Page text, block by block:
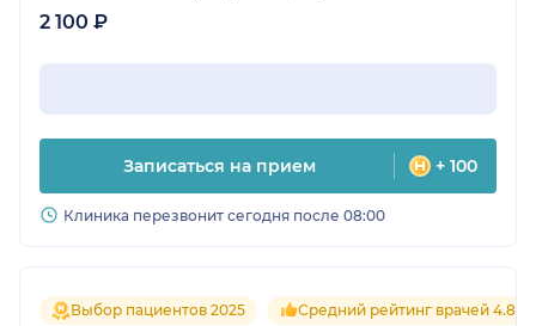
2 100 ₽
Записаться на прием + 100
Клиника перезвонит сегодня после 08:00
Выбор пациентов 2025 Средний рейтинг врачей 4.8